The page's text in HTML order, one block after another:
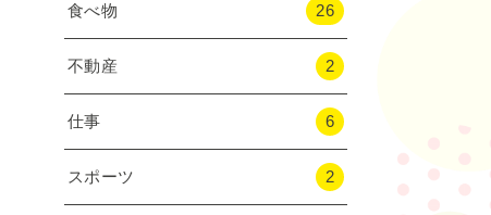
食べ物 26
不動産 2
仕事 6
スポーツ 2